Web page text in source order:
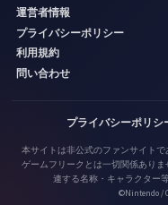
運営者情報
プライバシーポリシー
利用規約
問い合わせ
プライバシーポリシ
本サイトは非公式のファンサイト
ゲームフリークとは一切関係あり
連する名称・キャラクター
©Nintendo /